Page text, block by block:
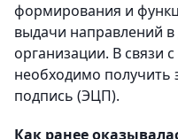
формирования и
выдачи направлений
организации. В связи
необходимо
подпись (ЭЦП).
Как ранее